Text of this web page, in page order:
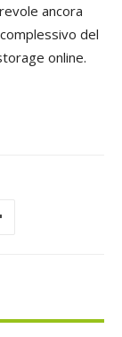
ancora
del
online.